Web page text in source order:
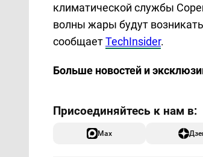
климатической службы
волны жары будут
сообщаетTechInsider.
Больше новостей и
Max